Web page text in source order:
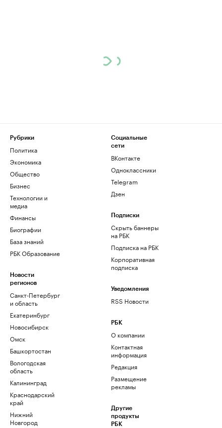
Рубрики
Политика
Экономика
Общество
Бизнес
Технологии и
медиа
Финансы
Биографии
База знаний
РБК Образование
Новости
регионов
Санкт-Петербург
и область
Екатеринбург
Новосибирск
Омск
Башкортостан
Вологодская
область
Калининград
Краснодарский
край
Нижний
Новгород
Социальные
сети
ВКонтакте
Одноклассники
Telegram
Дзен
Подписки
Скрыть баннеры
на РБК
Подписка на РБК
Корпоративная
подписка
Уведомления
RSS Новости
РБК
О компании
Контактная
информация
Редакция
Размещение
рекламы
Другие
продукты
РБК